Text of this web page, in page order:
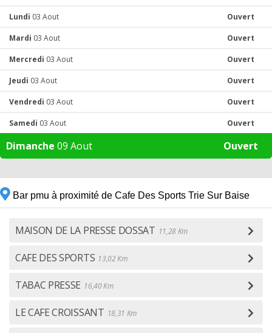
Lundi 03 Aout Ouvert
Mardi 03 Aout Ouvert
Mercredi 03 Aout Ouvert
Jeudi 03 Aout Ouvert
Vendredi 03 Aout Ouvert
Samedi 03 Aout Ouvert
Dimanche 09 Aout Ouvert
Bar pmu à proximité de Cafe Des Sports Trie Sur Baise
MAISON DE LA PRESSE DOSSAT 11,28 Km
CAFE DES SPORTS 13,02 Km
TABAC PRESSE 16,40 Km
LE CAFE CROISSANT 18,31 Km